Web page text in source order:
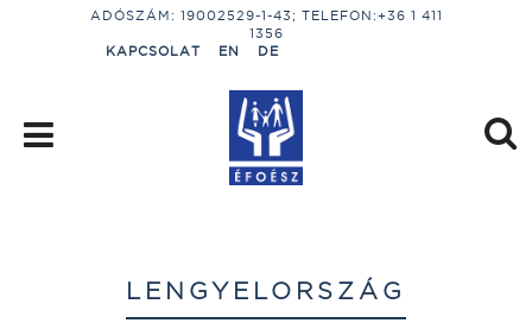
ADÓSZÁM: 19002529-1-43; TELEFON:+36 1 411
1356
KAPCSOLAT
EN DE
LENGYELORSZÁG